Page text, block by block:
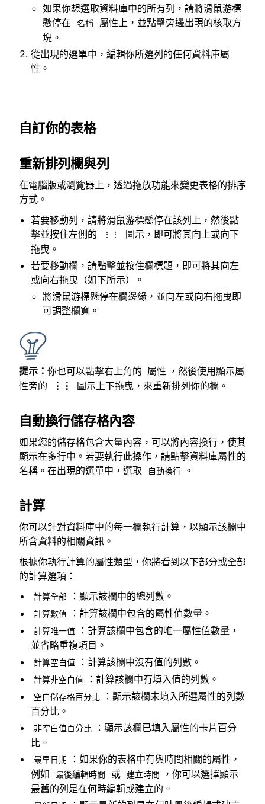
如果你想選取資料庫中的所有列，請將滑鼠游標
懸停在
名稱
屬性上，並點擊旁邊出現的核取方
塊。
從出現的選單中，編輯你所選列的任何資料庫屬
性。
自訂你的表格
重新排列欄與列
在電腦版或瀏覽器上，透過拖放功能來變更表格的排序
方式。
若要移動列，請將滑鼠游標懸停在該列上，然後點
擊並按住左側的
⋮⋮
圖示，即可將其向上或向下
拖曳。
若要移動欄，請點擊並按住欄標題，即可將其向左
或向右拖曳（如下所示）。
將滑鼠游標懸停在欄邊緣，並向左或向右拖曳即
可調整欄寬。
提示： 你也可以點擊右上角的 屬性 ，然後使用顯示屬
性旁的
⋮⋮ 圖示上下拖曳，來重新排列你的欄。
自動換行儲存格內容
如果您的儲存格包含大量內容，可以將內容換行，使其
顯示在多行中。若要執行此操作，請點擊資料庫屬性的
名稱。在出現的選單中，選取
自動換行 。
計算
你可以針對資料庫中的每一欄執行計算，以顯示該欄中
所含資料的相關資訊。
根據你執行計算的屬性類型，你將看到以下部分或全部
的計算選項：
計算全部 ：顯示該欄中的總列數。
計算數值 ：計算該欄中包含的屬性值數量。
計算唯一值
：計算該欄中包含的唯一屬性值數量，
並省略重複項目。
計算空白值 ：計算該欄中沒有值的列數。
計算非空白值 ：計算該欄中有填入值的列數。
空白儲存格百分比
：顯示該欄未填入所選屬性的列數
百分比。
非空白值百分比
：顯示該欄已填入屬性的卡片百分
比。
最早日期
：如果你的表格中有與時間相關的屬性，
例如
最後編輯時間 或 建立時間
，你可以選擇顯示
最舊的列是在何時編輯或建立的。